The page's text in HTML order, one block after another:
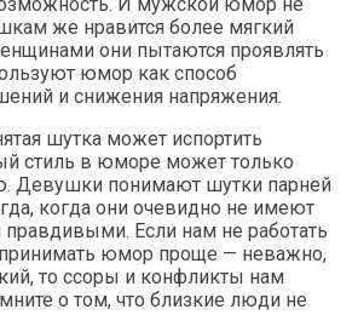
же нравится более мягкий
они пытаются проявлять
юмор как способ
и снижения напряжения.
шутка может испортить
стиль в юморе может только
Девушки понимают шутки парней
когда они очевидно не имеют
правдивыми. Если нам не работать
юмор проще — неважно,
то ссоры и конфликты нам
о том, что близкие люди не